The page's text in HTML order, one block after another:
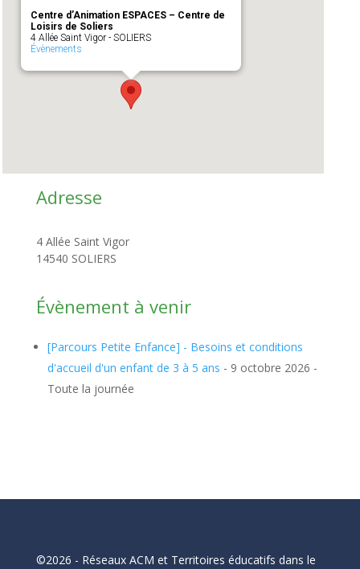
Centre d’Animation ESPACES – Centre de
Loisirs de Soliers
4 Allée Saint Vigor - SOLIERS
Évènements
Adresse
4 Allée Saint Vigor
14540 SOLIERS
Évènement à venir
[Parcours Petite Enfance] - Besoins et conditions
d'accueil d'un enfant de 3 à 5 ans - 9 octobre 2026 -
Toute la journée
©2026 - Réseaux ACM et Territoires éducatifs dans le